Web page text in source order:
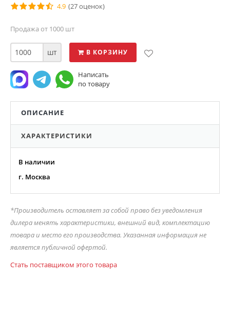
4.9 (27 оценок)
Продажа от 1000 шт
шт В КОРЗИНУ
Написать
по товару
ОПИСАНИЕ
ХАРАКТЕРИСТИКИ
В наличии
г. Москва
*Производитель оставляет за собой право без уведомления
дилера менять характеристики, внешний вид, комплектацию
товара и место его производства. Указанная информация не
является публичной офертой.
Стать поставщиком этого товара